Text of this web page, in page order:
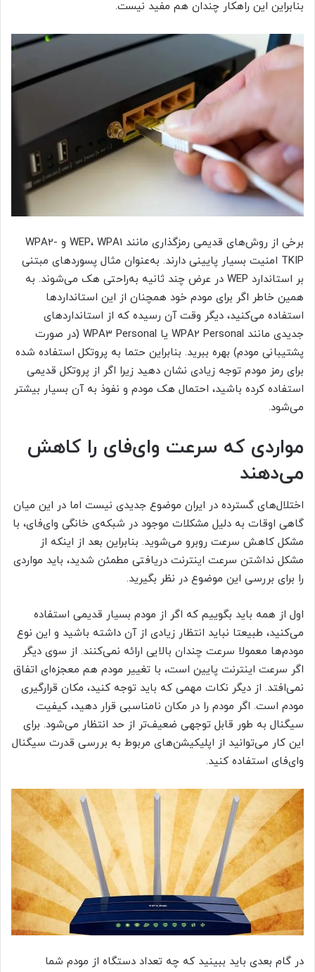
بنابراین این راهکار چندان هم مفید نیست.
برخی از روش‌های قدیمی رمزگذاری مانند WEP، WPA1 و WPA2-
TKIP امنیت بسیار پایینی دارند. به‌عنوان مثال پسوردهای مبتنی
بر استاندارد WEP در عرض چند ثانیه به‌راحتی هک می‌شوند. به
همین خاطر اگر برای مودم خود همچنان از این استانداردها
استفاده می‌کنید، دیگر وقت آن رسیده که از استانداردهای
جدیدی مانند WPA2 Personal یا WPA3 Personal (در صورت
پشتیبانی مودم) بهره ببرید. بنابراین حتما به پروتکل استفاده شده
برای رمز مودم توجه زیادی نشان دهید زیرا اگر از پروتکل قدیمی
استفاده کرده باشید، احتمال هک مودم و نفوذ به آن بسیار بیشتر
می‌شود.
مواردی که سرعت وای‌فای را کاهش
می‌دهند
اختلال‌های گسترده در ایران موضوع جدیدی نیست اما در این میان
گاهی اوقات به دلیل مشکلات موجود در شبکه‌ی خانگی وای‌فای، با
مشکل کاهش سرعت روبرو می‌شوید. بنابراین بعد از اینکه از
مشکل نداشتن سرعت اینترنت دریافتی مطمئن شدید، باید مواردی
را برای بررسی این موضوع در نظر بگیرید.
اول از همه باید بگوییم که اگر از مودم بسیار قدیمی استفاده
می‌کنید، طبیعتا نباید انتظار زیادی از آن داشته باشید و این نوع
مودم‌ها معمولا سرعت چندان بالایی ارائه نمی‌کنند. از سوی دیگر
اگر سرعت اینترنت پایین است، با تغییر مودم هم معجزه‌ای اتفاق
نمی‌افتد. از دیگر نکات مهمی که باید توجه کنید، مکان قرارگیری
مودم است. اگر مودم را در مکان نامناسبی قرار دهید، کیفیت
سیگنال به طور قابل توجهی ضعیف‌تر از حد انتظار می‌شود. برای
این کار می‌توانید از اپلیکیشن‌های مربوط به بررسی قدرت سیگنال
وای‌فای استفاده کنید.
در گام بعدی باید ببینید که چه تعداد دستگاه از مودم شما